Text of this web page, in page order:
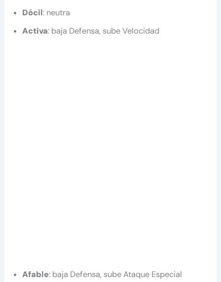
Dócil: neutra
Activa: baja Defensa, sube Velocidad
Afable: baja Defensa, sube Ataque Especial